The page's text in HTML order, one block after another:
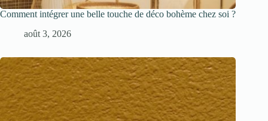
Comment intégrer une belle touche de déco bohème chez soi ?
août 3, 2026